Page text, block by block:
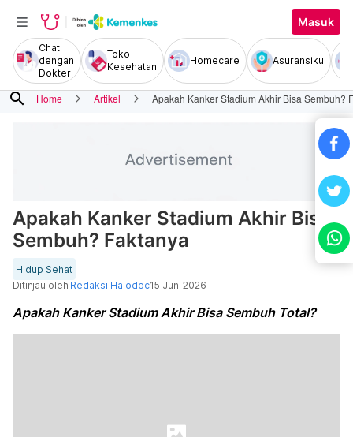
Masuk
Chat
dengan
Dokter
Toko
Kesehatan
Homecare Asuransiku
search Home Artikel Apakah Kanker Stadium Akhir Bisa Sembuh?
Apakah Kanker Stadium Akhir Bisa
Sembuh? Faktanya
Hidup Sehat
Ditinjau oleh Redaksi Halodoc15 Juni 2026
Apakah Kanker Stadium Akhir Bisa Sembuh Total?